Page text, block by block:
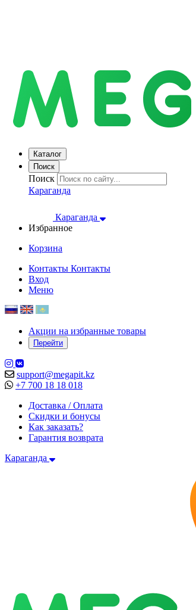
Каталог
Поиск
Поиск
Караганда
Караганда
Избранное
Корзина
Контакты Контакты
Вход
Меню
Акции на избранные товары
Перейти
support@megapit.kz
+7 700 18 18 018
Доставка / Оплата
Скидки и бонусы
Как заказать?
Гарантия возврата
Караганда